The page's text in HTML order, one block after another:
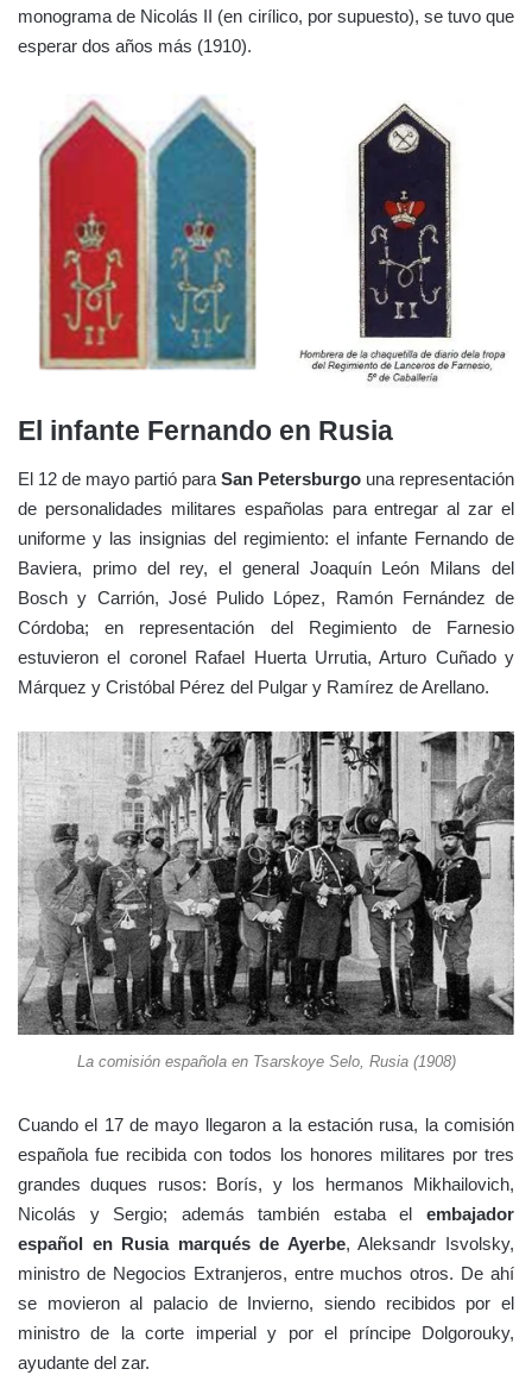
monograma de Nicolás II (en cirílico, por supuesto), se tuvo que
esperar dos años más (1910).
El infante Fernando en Rusia
El 12 de mayo partió para San Petersburgo una representación
de personalidades militares españolas para entregar al zar el
uniforme y las insignias del regimiento: el infante Fernando de
Baviera, primo del rey, el general Joaquín León Milans del
Bosch y Carrión, José Pulido López, Ramón Fernández de
Córdoba; en representación del Regimiento de Farnesio
estuvieron el coronel Rafael Huerta Urrutia, Arturo Cuñado y
Márquez y Cristóbal Pérez del Pulgar y Ramírez de Arellano.
La comisión española en Tsarskoye Selo, Rusia (1908)
Cuando el 17 de mayo llegaron a la estación rusa, la comisión
española fue recibida con todos los honores militares por tres
grandes duques rusos: Borís, y los hermanos Mikhailovich,
Nicolás y Sergio; además también estaba el embajador
español en Rusia marqués de Ayerbe, Aleksandr Isvolsky,
ministro de Negocios Extranjeros, entre muchos otros. De ahí
se movieron al palacio de Invierno, siendo recibidos por el
ministro de la corte imperial y por el príncipe Dolgorouky,
ayudante del zar.